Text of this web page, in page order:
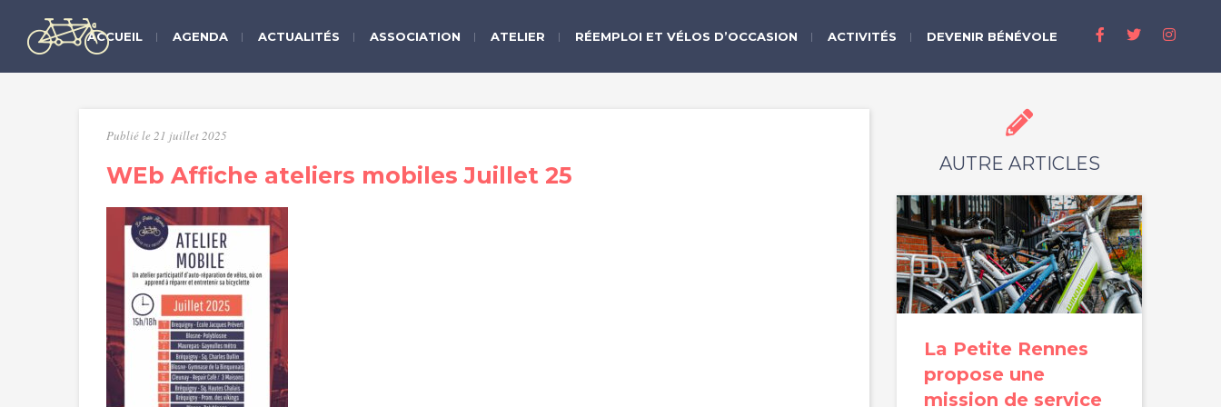
ACCUEIL AGENDA ACTUALITÉS ASSOCIATION ATELIER RÉEMPLOI ET VÉLOS D’OCCASION ACTIVITÉS DEVENIR BÉNÉVOLE
Publié le 21 juillet 2025
WEb Affiche ateliers mobiles Juillet 25 AUTRE ARTICLES
La Petite Rennes
propose une
mission de service